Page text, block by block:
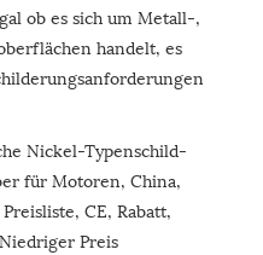
ob es sich um Metall-,
handelt, es
Nickel-Typenschild-
für Motoren, China,
CE, Rabatt,
Preis